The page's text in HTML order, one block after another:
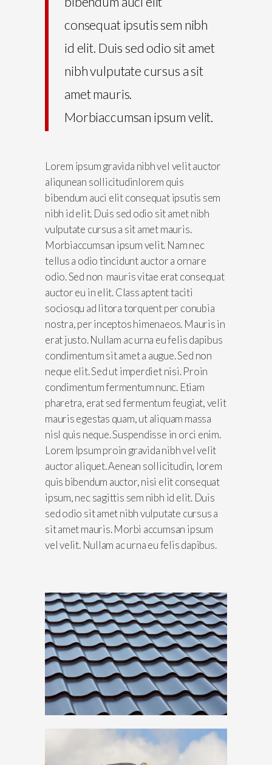
consequat ipsutis sem nibh
id elit. Duis sed odio sit amet
nibh vulputate cursus a sit
amet mauris.
Morbiaccumsan ipsum velit.
Lorem ipsum gravida nibh vel velit auctor
aliqunean sollicitudinlorem quis
bibendum auci elit consequat ipsutis sem
nibh id elit. Duis sed odio sit amet nibh
vulputate cursus a sit amet mauris.
Morbiaccumsan ipsum velit. Nam nec
tellus a odio tincidunt auctor a ornare
odio. Sed non mauris vitae erat consequat
auctor eu in elit. Class aptent taciti
sociosqu ad litora torquent per conubia
nostra, per inceptos himenaeos. Mauris in
erat justo. Nullam ac urna eu felis dapibus
condimentum sit amet a augue. Sed non
neque elit. Sed ut imperdiet nisi. Proin
condimentum fermentum nunc. Etiam
pharetra, erat sed fermentum feugiat, velit
mauris egestas quam, ut aliquam massa
nisl quis neque. Suspendisse in orci enim.
Lorem Ipsum proin gravida nibh vel velit
auctor aliquet. Aenean sollicitudin, lorem
quis bibendum auctor, nisi elit consequat
ipsum, nec sagittis sem nibh id elit. Duis
sed odio sit amet nibh vulputate cursus a
sit amet mauris. Morbi accumsan ipsum
vel velit. Nullam ac urna eu felis dapibus.